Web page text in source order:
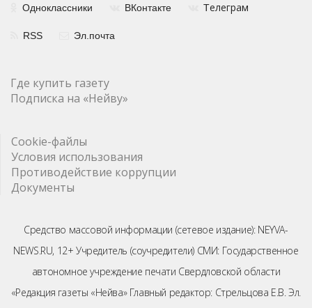
Одноклассники ВКонтакте Телеграм
RSS Эл.почта
Где купить газету
Подписка на «Нейву»
Cookie-файлы
Условия использования
Противодействие коррупции
Документы
Средство массовой информации (сетевое издание): NEYVA-
NEWS.RU, 12+ Учредитель (соучредители) СМИ: Государственное
автономное учреждение печати Свердловской области
«Редакция газеты «Нейва» Главный редактор: Стрельцова Е.В. Эл.